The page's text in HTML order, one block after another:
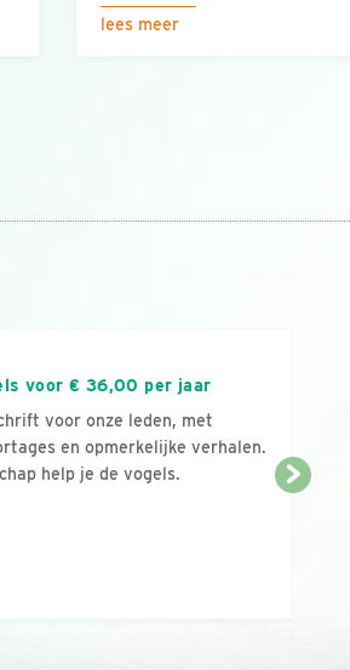
lees meer
voor € 36,00 per jaar
voor onze leden, met
en opmerkelijke verhalen.
help je de vogels.